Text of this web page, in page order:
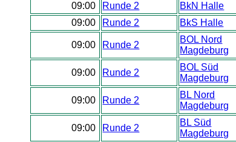
09:00
Runde 2
BkN Halle
09:00
Runde 2 BkS Halle
09:00 Runde 2
BOL Nord
Magdeburg
09:00 Runde 2
BOL Süd
Magdeburg
09:00 Runde 2
BL Nord
Magdeburg
09:00 Runde 2
BL Süd
Magdeburg